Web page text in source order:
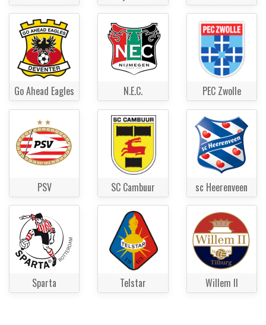
Go Ahead Eagles N.E.C. PEC Zwolle
PSV SC Cambuur sc Heerenveen
Sparta Telstar Willem II